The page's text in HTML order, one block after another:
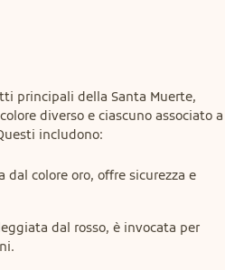
principali della Santa Muerte,
diverso e ciascuno associato a
includono:
dal colore oro, offre sicurezza e
dal rosso, è invocata per